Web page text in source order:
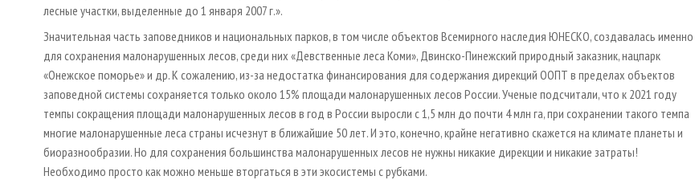
лесные участки, выделенные до 1 января 2007 г.».
Значительная часть заповедников и национальных парков, в том числе объектов Всемирного наследия ЮНЕСКО, создавалась именно
для сохранения малонарушенных лесов, среди них «Девственные леса Коми», Двинско-Пинежский природный заказник, нацпарк
«Онежское поморье» и др. К сожалению, из-за недостатка финансирования для содержания дирекций ООПТ в пределах объектов
заповедной системы сохраняется только около 15% площади малонарушенных лесов России. Ученые подсчитали, что к 2021 году
темпы сокращения площади малонарушенных лесов в год в России выросли с 1,5 млн до почти 4 млн га, при сохранении такого темпа
многие малонарушенные леса страны исчезнут в ближайшие 50 лет. И это, конечно, крайне негативно скажется на климате планеты и
биоразнообразии. Но для сохранения большинства малонарушенных лесов не нужны никакие дирекции и никакие затраты!
Необходимо просто как можно меньше вторгаться в эти экосистемы с рубками.